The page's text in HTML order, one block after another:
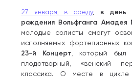
27 января, в среду, в день
рождения Вольфганга Амадея
молодые солисты смогут
исполняемых фортепианных
23-й Концерт , который был
плодотворный, «венский
классика. О месте в цикле